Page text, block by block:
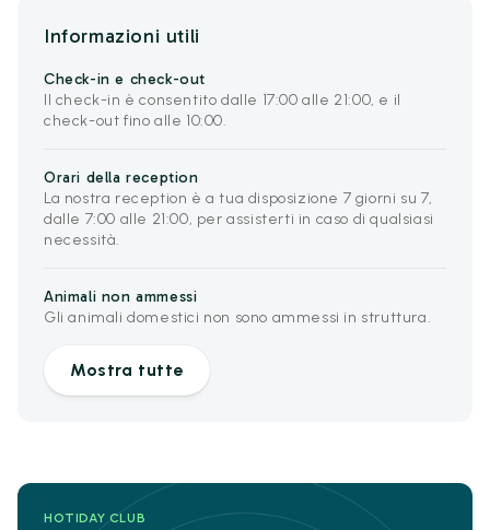
Informazioni utili
Check-in e check-out
Il check-in è consentito dalle 17:00 alle 21:00, e il
check-out fino alle 10:00.
Orari della reception
La nostra reception è a tua disposizione 7 giorni su 7,
dalle 7:00 alle 21:00, per assisterti in caso di qualsiasi
necessità.
Animali non ammessi
Gli animali domestici non sono ammessi in struttura.
Mostra tutte
HOTIDAY CLUB